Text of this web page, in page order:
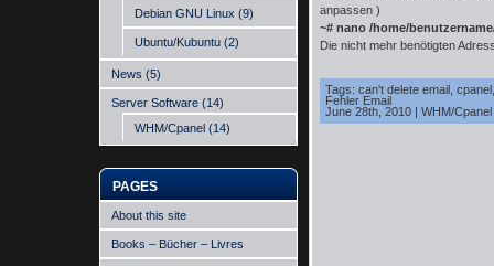
Debian GNU Linux (9)
Ubuntu/Kubuntu (2)
News (5)
Server Software (14)
WHM/Cpanel (14)
PAGES
About this site
Books – Bücher – Livres
anpassen )
~# nano /home/
Die nicht mehr benötigten
Tags: can't delete email cpanel
Fehler Email
June 28th, 2010 | WHM/Cpanel